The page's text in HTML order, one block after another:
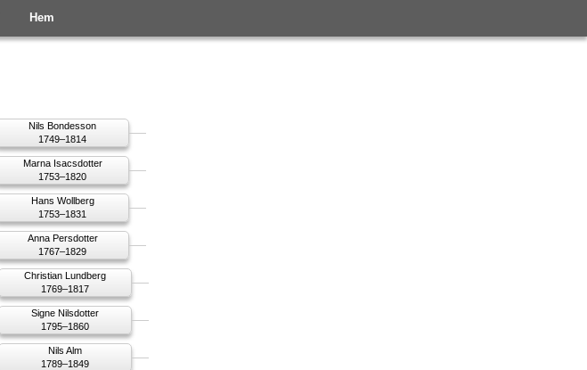
Hem
Nils Bondesson
1749–1814
Marna Isacsdotter
1753–1820
Hans Wollberg
1753–1831
Anna Persdotter
1767–1829
Christian Lundberg
1769–1817
Signe Nilsdotter
1795–1860
Nils Alm
1789–1849